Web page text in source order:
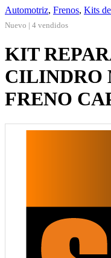
Automotriz, Frenos, Kits
Nuevo | 4 vendidos
KIT
CILINDRO
FRENO